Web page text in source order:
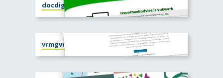
docdigi.nl
vrmgvr.nl